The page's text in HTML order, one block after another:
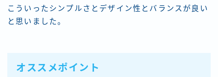
こういった シンプルさとデザイン性とバランス が良い
と思いました。
オススメポイント